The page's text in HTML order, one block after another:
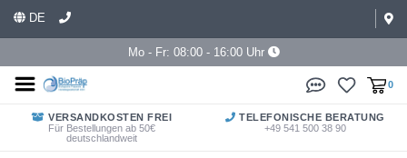
DE
Mo - Fr: 08:00 - 16:00 Uhr
0
VERSANDKOSTEN FREI
Für Bestellungen ab 50€
deutschlandweit
TELEFONISCHE BERATUNG
+49 541 500 38 90